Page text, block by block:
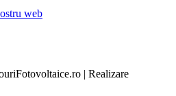
web
| Realizare